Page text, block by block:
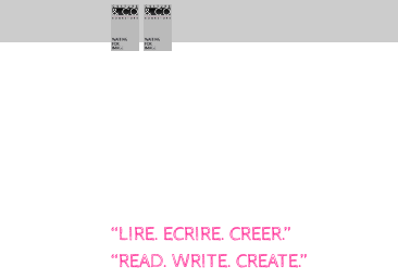
“LIRE. ECRIRE. CREER.”
“READ. WRITE. CREATE.”